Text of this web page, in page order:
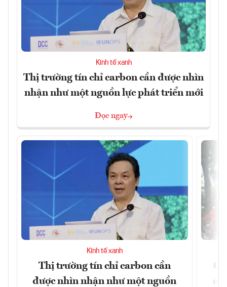
Kinh tế xanh
Thị trường tín chỉ carbon cần được nhìn
nhận như một nguồn lực phát triển mới
Đọc ngay
Kinh tế xanh
Thị trường tín chỉ carbon cần
được nhìn nhận như một nguồn